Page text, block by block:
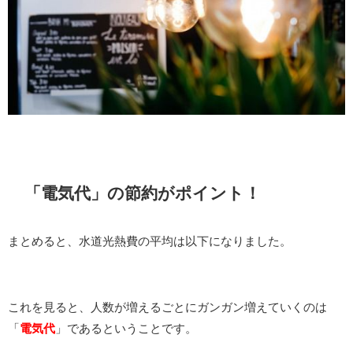
「電気代」の節約がポイント！
まとめると、水道光熱費の平均は以下になりました。
これを見ると、人数が増えるごとにガンガン増えていくのは
「電気代 」であるということです。